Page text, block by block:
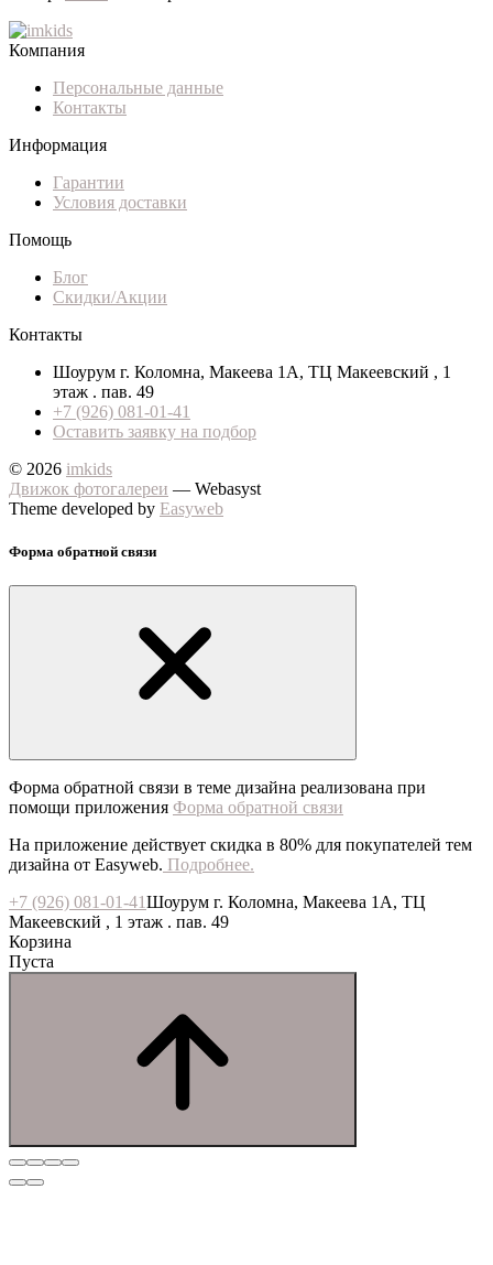
Компания
Персональные данные
Контакты
Информация
Гарантии
Условия доставки
Помощь
Блог
Скидки/Акции
Контакты
Шоурум г. Коломна, Макеева 1А, ТЦ Макеевский , 1
этаж . пав. 49
+7 (926) 081-01-41
Оставить заявку на подбор
© 2026 imkids
Движок фотогалереи — Webasyst
Theme developed by Easyweb
Форма обратной связи
Форма обратной связи в теме дизайна реализована при
помощи приложения Форма обратной связи
На приложение действует скидка в 80% для покупателей тем
дизайна от Easyweb. Подробнее.
+7 (926) 081-01-41Шоурум г. Коломна, Макеева 1А, ТЦ
Макеевский , 1 этаж . пав. 49
Корзина
Пуста